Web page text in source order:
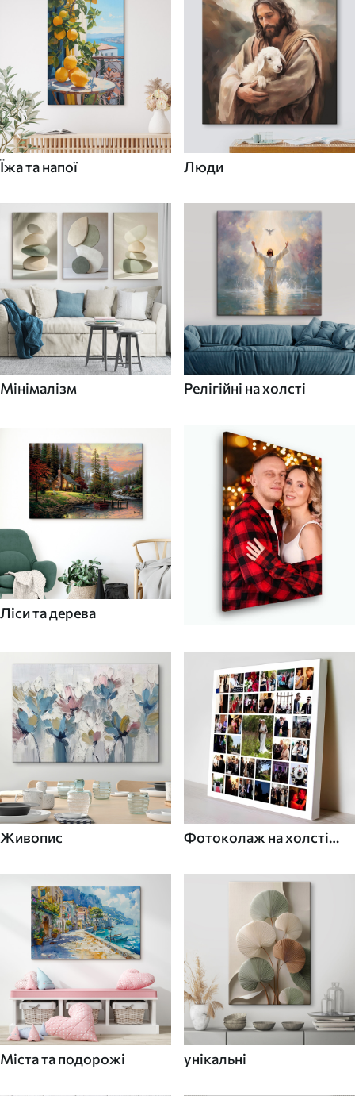
Їжа та напої Люди
Мінімалізм Релігійні на холсті
Ліси та дерева
Живопис
Фотоколаж на холсті
Міста та подорожі унікальні